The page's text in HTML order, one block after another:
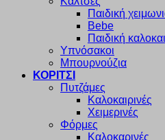
Παιδική
Bebe
Παιδική
Υπνόσακοι
Μπουρνούζια
ΚΟΡΙΤΣΙ
Πυτζάμες
Καλοκαιρινές
Χειμερινές
Φόρμες
Καλοκαρινές